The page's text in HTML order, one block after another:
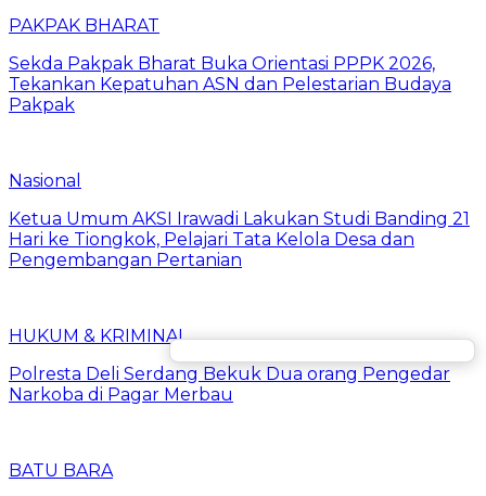
PAKPAK BHARAT
Sekda Pakpak Bharat Buka Orientasi PPPK 2026,
Tekankan Kepatuhan ASN dan Pelestarian Budaya
Pakpak
Nasional
Ketua Umum AKSI Irawadi Lakukan Studi Banding 21
Hari ke Tiongkok, Pelajari Tata Kelola Desa dan
Pengembangan Pertanian
HUKUM & KRIMINAL
Polresta Deli Serdang Bekuk Dua orang Pengedar
Narkoba di Pagar Merbau
BATU BARA